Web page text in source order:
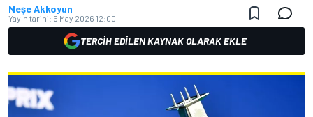
Neşe Akkoyun
Yayın tarihi: 6 May 2026 12:00
TERCIH EDILEN KAYNAK OLARAK EKLE